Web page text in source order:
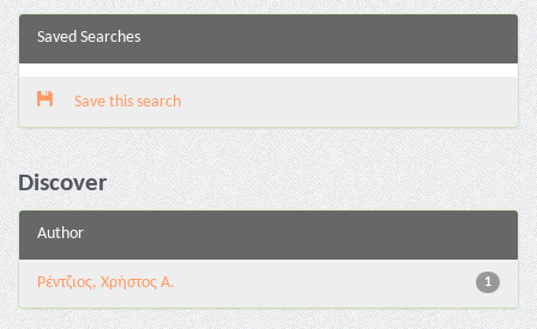
Saved Searches
Save this search
Discover
Author
1
Ρέντζιος, Χρήστος Α.